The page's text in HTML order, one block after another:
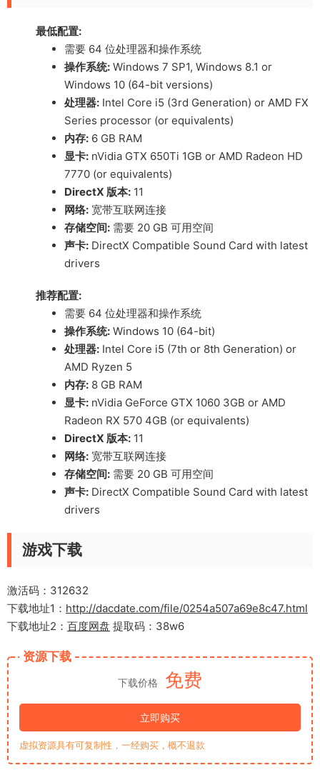
最低配置:
需要 64 位处理器和操作系统
操作系统: Windows 7 SP1, Windows 8.1 or
Windows 10 (64-bit versions)
处理器: Intel Core i5 (3rd Generation) or AMD FX
Series processor (or equivalents)
内存: 6 GB RAM
显卡: nVidia GTX 650Ti 1GB or AMD Radeon HD
7770 (or equivalents)
DirectX 版本: 11
网络: 宽带互联网连接
存储空间: 需要 20 GB 可用空间
声卡: DirectX Compatible Sound Card with latest
drivers
推荐配置:
需要 64 位处理器和操作系统
操作系统: Windows 10 (64-bit)
处理器: Intel Core i5 (7th or 8th Generation) or
AMD Ryzen 5
内存: 8 GB RAM
显卡: nVidia GeForce GTX 1060 3GB or AMD
Radeon RX 570 4GB (or equivalents)
DirectX 版本: 11
网络: 宽带互联网连接
存储空间: 需要 20 GB 可用空间
声卡: DirectX Compatible Sound Card with latest
drivers
游戏下载
激活码：312632
下载地址1： http://dacdate.com/file/0254a507a69e8c47.html
下载地址2： 百度网盘 提取码：38w6
资源下载
下载价格 免费
立即购买
虚拟资源具有可复制性，一经购买，概不退款